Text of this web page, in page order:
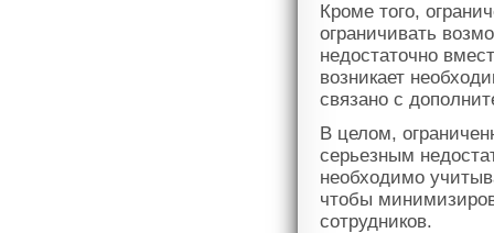
Кроме того,
ограничивать
недостаточно
возникает
связано с
В целом,
серьезным
необходимо
чтобы
сотрудников.